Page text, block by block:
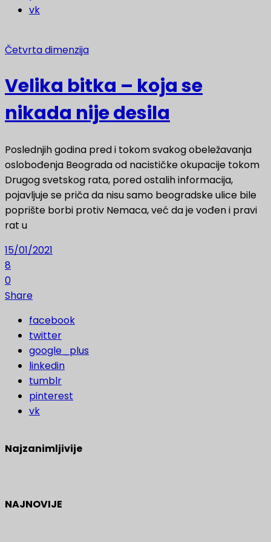
vk
Četvrta dimenzija
Velika bitka – koja se
nikada nije desila
Poslednjih godina pred i tokom svakog obeležavanja
oslobođenja Beograda od nacističke okupacije tokom
Drugog svetskog rata, pored ostalih informacija,
pojavljuje se priča da nisu samo beogradske ulice bile
poprište borbi protiv Nemaca, već da je vođen i pravi
rat u
15/01/2021
8
0
Share
facebook
twitter
google_plus
linkedin
tumblr
pinterest
vk
Najzanimljivije
NAJNOVIJE